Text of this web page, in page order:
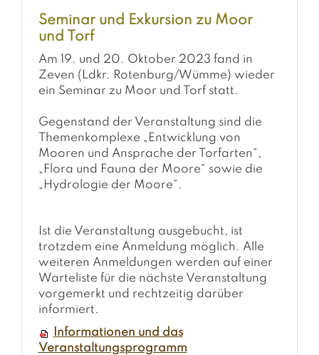
Seminar und Exkursion zu Moor
und Torf
Am 19. und 20. Oktober 2023 fand in
Zeven (Ldkr. Rotenburg/Wümme) wieder
ein Seminar zu Moor und Torf statt.
Gegenstand der Veranstaltung sind die
Themenkomplexe „Entwicklung von
Mooren und Ansprache der Torfarten“,
„Flora und Fauna der Moore“ sowie die
„Hydrologie der Moore“.
Ist die Veranstaltung ausgebucht, ist
trotzdem eine Anmeldung möglich. Alle
weiteren Anmeldungen werden auf einer
Warteliste für die nächste Veranstaltung
vorgemerkt und rechtzeitig darüber
informiert.
Informationen und das
Veranstaltungsprogramm